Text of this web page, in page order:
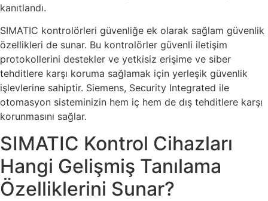
kanıtlandı.
SIMATIC kontrolörleri güvenliğe ek olarak sağlam güvenlik
özellikleri de sunar. Bu kontrolörler güvenli iletişim
protokollerini destekler ve yetkisiz erişime ve siber
tehditlere karşı koruma sağlamak için yerleşik güvenlik
işlevlerine sahiptir. Siemens, Security Integrated ile
otomasyon sisteminizin hem iç hem de dış tehditlere karşı
korunmasını sağlar.
SIMATIC Kontrol Cihazları
Hangi Gelişmiş Tanılama
Özelliklerini Sunar?